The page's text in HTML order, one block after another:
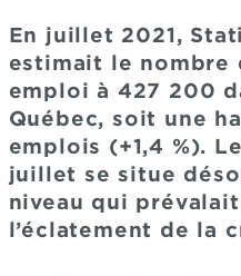
En juillet 2021,
estimait le nombre
emploi à 427 200
Québec, soit une
emplois (+1,4 %).
juillet se situe
niveau qui
l’éclatement de la